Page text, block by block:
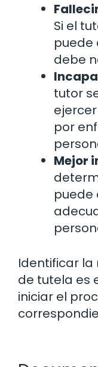
Si el
puede
debe
tutor
por
Mejor
puede
Identificar
de tutela es
iniciar el